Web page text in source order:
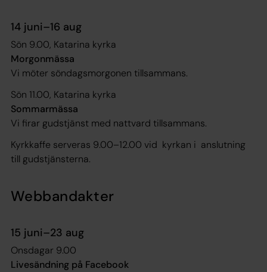
14 juni–16 aug
Sön 9.00, Katarina kyrka
Morgonmässa
Vi möter söndagsmorgonen tillsammans.
Sön 11.00, Katarina kyrka
Sommarmässa
Vi firar gudstjänst med nattvard tillsammans.
Kyrkkaffe serveras 9.00–12.00 vid ­ kyrkan i ­ anslutning
till gudstjänsterna.
Webbandakter
15 juni–23 aug
Onsdagar 9.00
Livesändning på Facebook